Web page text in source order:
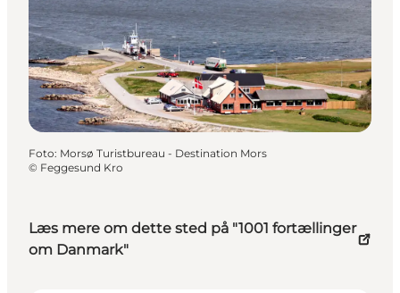
Læs mere om dette sted på "1001 fortællinger
om Danmark"
Foto: Morsø Turistbureau - Destination Mors
© Feggesund Kro